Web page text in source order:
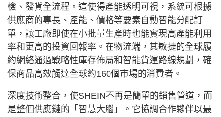
檢、發貨全流程。這使得產能透明可視，系統可根據
供應商的專長、產能、價格等要素自動智能分配訂
單，讓工廠即使在小批量生產時也能實現高產能利用
率和更高的投資回報率。在物流端，其敏捷的全球履
約網絡通過戰略性庫存佈局和智能貨運路線規劃，確
保商品高效觸達全球約160個市場的消費者。
深度技術整合，使SHEIN不再是簡單的銷售管道，而
是整個供應鏈的「智慧大腦」。它協調合作夥伴以最